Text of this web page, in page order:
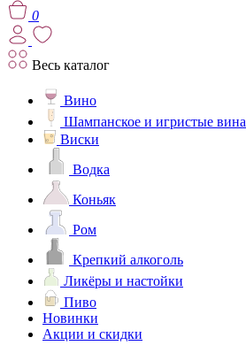
0
Весь каталог
Вино
Шампанское и игристые вина
Виски
Водка
Коньяк
Ром
Крепкий алкоголь
Ликёры и настойки
Пиво
Новинки
Акции и скидки